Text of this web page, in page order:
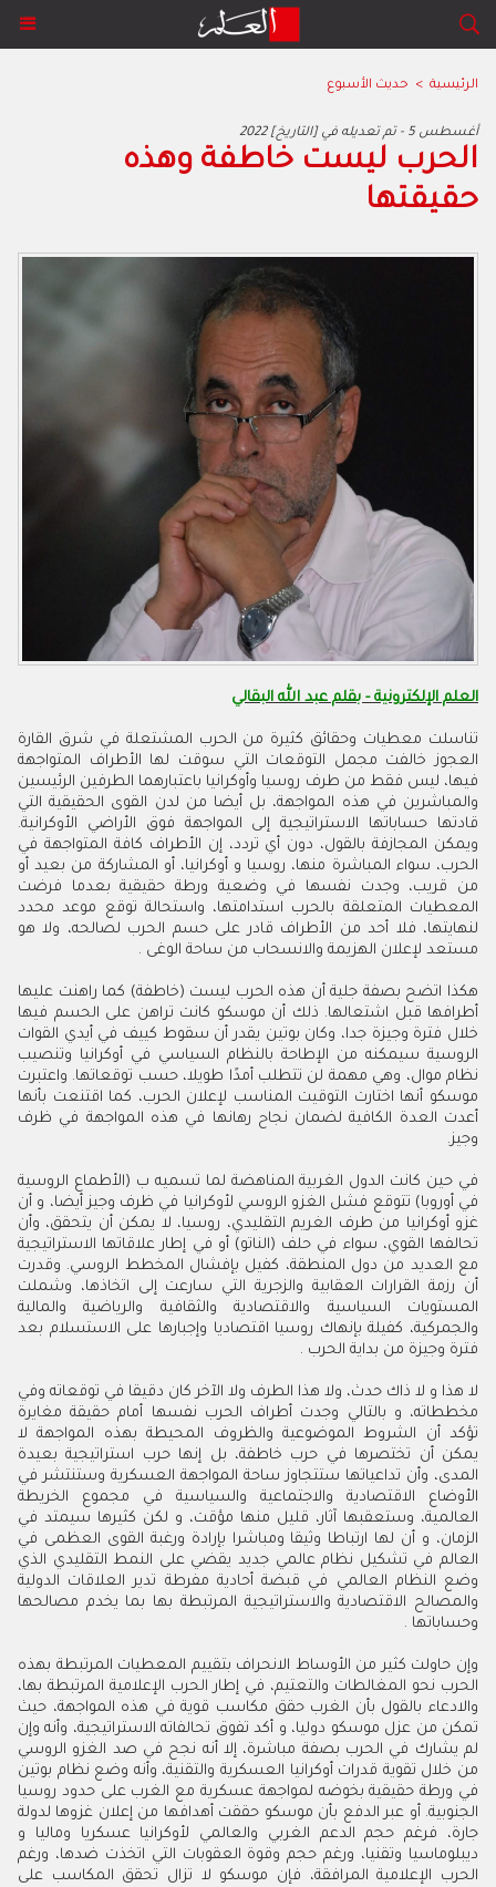
الرئيسية > حديث الأسبوع
2022 أغسطس 5 - تم تعديله في [التاريخ]
الحرب ليست خاطفة وهذه
حقيقتها
العلم الإلكترونية - بقلم عبد الله البقالي
تناسلت معطيات وحقائق كثيرة من الحرب المشتعلة في شرق القارة
العجوز خالفت مجمل التوقعات التي سوقت لها الأطراف المتواجهة
فيها، ليس فقط من طرف روسيا وأوكرانيا باعتبارهما الطرفين الرئيسين
والمباشرين في هذه المواجهة، بل أيضا من لدن القوى الحقيقية التي
قادتها حساباتها الاستراتيجية إلى المواجهة فوق الأراضي الأوكرانية.
ويمكن المجازفة بالقول، دون أي تردد، إن الأطراف كافة المتواجهة في
الحرب، سواء المباشرة منها، روسيا و أوكرانيا، أو المشاركة من بعيد أو
من قريب، وجدت نفسها في وضعية ورطة حقيقية بعدما فرضت
المعطيات المتعلقة بالحرب استدامتها، واستحالة توقع موعد محدد
لنهايتها، فلا أحد من الأطراف قادر على حسم الحرب لصالحه، ولا هو
مستعد لإعلان الهزيمة والانسحاب من ساحة الوغى .
هكذا اتضح بصفة جلية أن هذه الحرب ليست (خاطفة) كما راهنت عليها
أطرافها قبل اشتعالها. ذلك أن موسكو كانت تراهن على الحسم فيها
خلال فترة وجيزة جدا، وكان بوتين يقدر أن سقوط كييف في أيدي القوات
الروسية سيمكنه من الإطاحة بالنظام السياسي في أوكرانيا وتنصيب
نظام موال، وهي مهمة لن تتطلب أمدًا طويلا، حسب توقعاتها. واعتبرت
موسكو أنها اختارت التوقيت المناسب لإعلان الحرب، كما اقتنعت بأنها
أعدت العدة الكافية لضمان نجاح رهانها في هذه المواجهة في ظرف
وجيز.
في حين كانت الدول الغربية المناهضة لما تسميه ب (الأطماع الروسية
في أوروبا) تتوقع فشل الغزو الروسي لأوكرانيا في ظرف وجيز أيضا، و أن
غزو أوكرانيا من طرف الغريم التقليدي، روسيا، لا يمكن أن يتحقق، وأن
تحالفها القوي، سواء في حلف (الناتو) أو في إطار علاقاتها الاستراتيجية
مع العديد من دول المنطقة، كفيل بإفشال المخطط الروسي. وقدرت
أن رزمة القرارات العقابية والزجرية التي سارعت إلى اتخاذها، وشملت
المستويات السياسية والاقتصادية والثقافية والرياضية والمالية
والجمركية، كفيلة بإنهاك روسيا اقتصاديا وإجبارها على الاستسلام بعد
فترة وجيزة من بداية الحرب .
لا هذا و لا ذاك حدث، ولا هذا الطرف ولا الآخر كان دقيقا في توقعاته وفي
مخططاته، و بالتالي وجدت أطراف الحرب نفسها أمام حقيقة مغايرة
تؤكد أن الشروط الموضوعية والظروف المحيطة بهذه المواجهة لا
يمكن أن تختصرها في حرب خاطفة، بل إنها حرب استراتيجية بعيدة
المدى، وأن تداعياتها ستتجاوز ساحة المواجهة العسكرية وستنتشر في
الأوضاع الاقتصادية والاجتماعية والسياسية في مجموع الخريطة
العالمية، وستعقبها آثار، قليل منها مؤقت، و لكن كثيرها سيمتد في
الزمان، و أن لها ارتباطا وثيقا ومباشرا بإرادة ورغبة القوى العظمى في
العالم في تشكيل نظام عالمي جديد يقضي على النمط التقليدي الذي
وضع النظام العالمي في قبضة أحادية مفرطة تدير العلاقات الدولية
والمصالح الاقتصادية والاستراتيجية المرتبطة بها بما يخدم مصالحها
وحساباتها .
وإن حاولت كثير من الأوساط الانحراف بتقييم المعطيات المرتبطة بهذه
الحرب نحو المغالطات والتعتيم، في إطار الحرب الإعلامية المرتبطة بها،
والادعاء بالقول بأن الغرب حقق مكاسب قوية في هذه المواجهة، حيث
تمكن من عزل موسكو دوليا، و أكد تفوق تحالفاته الاستراتيجية، وأنه وإن
لم يشارك في الحرب بصفة مباشرة، إلا أنه نجح في صد الغزو الروسي
من خلال تقوية قدرات أوكرانيا العسكرية والتقنية، وأنه وضع نظام بوتين
في ورطة حقيقية بخوضه لمواجهة عسكرية مع الغرب على حدود روسيا
الجنوبية. أو عبر الدفع بأن موسكو حققت أهدافها من إعلان غزوها لدولة
جارة، فرغم حجم الدعم الغربي والعالمي لأوكرانيا عسكريا وماليا و
ديبلوماسيا وتقنيا، ورغم حجم وقوة العقوبات التي اتخذت ضدها، ورغم
الحرب الإعلامية المرافقة، فإن موسكو لا تزال تحقق المكاسب على